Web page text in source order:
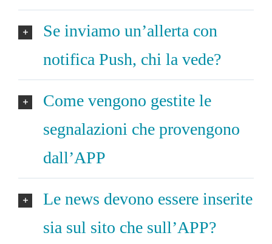
Se inviamo un’allerta con
notifica Push, chi la vede?
Come vengono gestite le
segnalazioni che provengono
dall’APP
Le news devono essere inserite
sia sul sito che sull’APP?